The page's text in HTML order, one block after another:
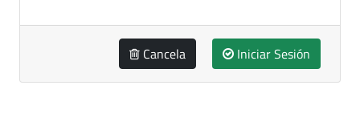
Cancela Iniciar Sesión